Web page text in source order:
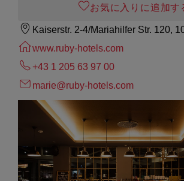
お気に入りに追加す
Kaiserstr. 2-4/Mariahilfer Str. 120,
www.ruby-hotels.com
+43 1 205 63 97 00
marie@ruby-hotels.com